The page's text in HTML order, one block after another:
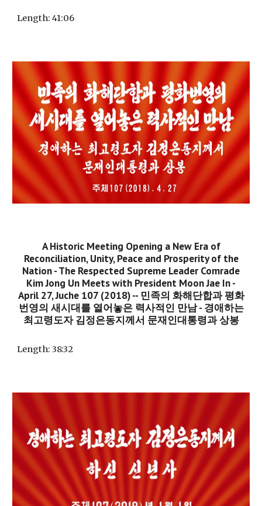
Length: 41:06
A Historic Meeting Opening a New Era of
Reconciliation, Unity, Peace and Prosperity of the
Nation - The Respected Supreme Leader Comrade
Kim Jong Un Meets with President Moon Jae In -
April 27, Juche 107 (2018) -- 민족의 화해단합과 평화
번영의 새시대를 열어놓은 력사적인 만남 - 경애하는
최고령도자 김정은동지께서 문재인대통령과 상봉
Length: 38:32